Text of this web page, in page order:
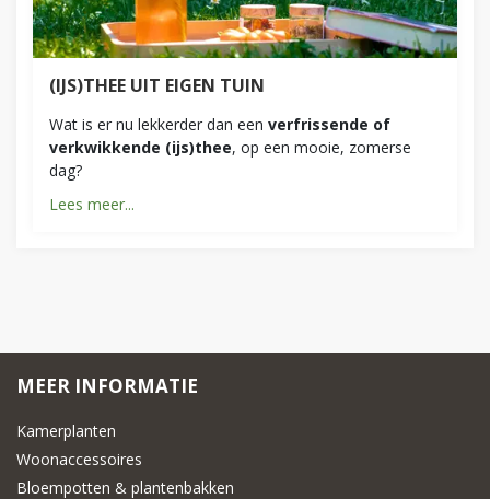
(IJS)THEE UIT EIGEN TUIN
Wat is er nu lekkerder dan een verfrissende of
verkwikkende (ijs)thee, op een mooie, zomerse
dag?
Lees meer...
MEER INFORMATIE
Kamerplanten
Woonaccessoires
Bloempotten & plantenbakken